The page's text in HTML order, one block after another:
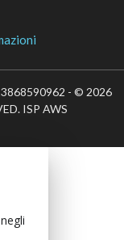
- © 2026
ISP AWS